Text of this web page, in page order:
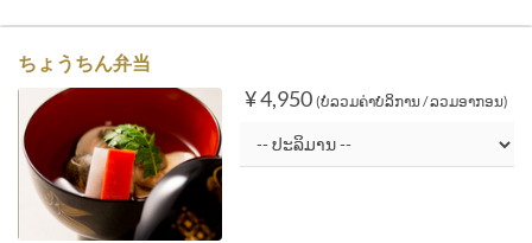
ちょうちん弁当
¥ 4,950 (ບໍ່ລວມຄ່າບໍລິການ / ລວມອາກອນ)